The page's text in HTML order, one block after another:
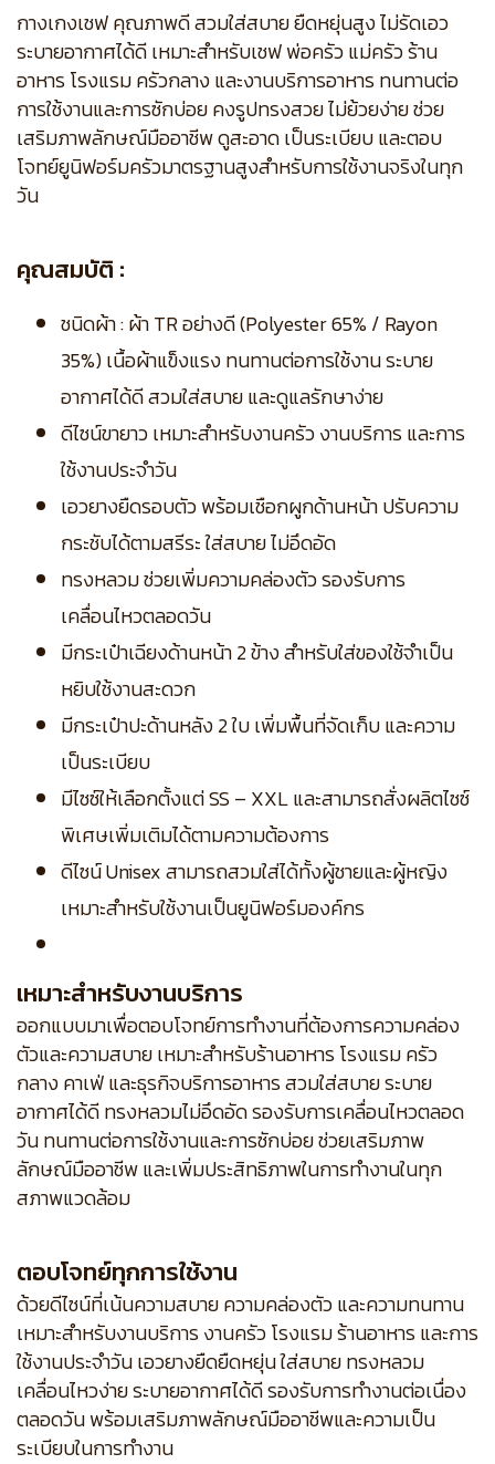
กางเกงเชฟ คุณภาพดี สวมใส่สบาย ยืดหยุ่นสูง ไม่รัดเอว
ระบายอากาศได้ดี เหมาะสำหรับเชฟ พ่อครัว แม่ครัว ร้าน
อาหาร โรงแรม ครัวกลาง และงานบริการอาหาร ทนทานต่อ
การใช้งานและการซักบ่อย คงรูปทรงสวย ไม่ย้วยง่าย ช่วย
เสริมภาพลักษณ์มืออาชีพ ดูสะอาด เป็นระเบียบ และตอบ
โจทย์ยูนิฟอร์มครัวมาตรฐานสูงสำหรับการใช้งานจริงในทุก
วัน
คุณสมบัติ :
ชนิดผ้า : ผ้า TR อย่างดี (Polyester 65% / Rayon
35%) เนื้อผ้าแข็งแรง ทนทานต่อการใช้งาน ระบาย
อากาศได้ดี สวมใส่สบาย และดูแลรักษาง่าย
ดีไซน์ขายาว เหมาะสำหรับงานครัว งานบริการ และการ
ใช้งานประจำวัน
เอวยางยืดรอบตัว พร้อมเชือกผูกด้านหน้า ปรับความ
กระชับได้ตามสรีระ ใส่สบาย ไม่อึดอัด
ทรงหลวม ช่วยเพิ่มความคล่องตัว รองรับการ
เคลื่อนไหวตลอดวัน
มีกระเป๋าเฉียงด้านหน้า 2 ข้าง สำหรับใส่ของใช้จำเป็น
หยิบใช้งานสะดวก
มีกระเป๋าปะด้านหลัง 2 ใบ เพิ่มพื้นที่จัดเก็บ และความ
เป็นระเบียบ
มีไซซ์ให้เลือกตั้งแต่ SS – XXL และสามารถสั่งผลิตไซซ์
พิเศษเพิ่มเติมได้ตามความต้องการ
ดีไซน์ Unisex สามารถสวมใส่ได้ทั้งผู้ชายและผู้หญิง
เหมาะสำหรับใช้งานเป็นยูนิฟอร์มองค์กร
เหมาะสำหรับงานบริการ
ออกแบบมาเพื่อตอบโจทย์การทำงานที่ต้องการความคล่อง
ตัวและความสบาย เหมาะสำหรับร้านอาหาร โรงแรม ครัว
กลาง คาเฟ่ และธุรกิจบริการอาหาร สวมใส่สบาย ระบาย
อากาศได้ดี ทรงหลวมไม่อึดอัด รองรับการเคลื่อนไหวตลอด
วัน ทนทานต่อการใช้งานและการซักบ่อย ช่วยเสริมภาพ
ลักษณ์มืออาชีพ และเพิ่มประสิทธิภาพในการทำงานในทุก
สภาพแวดล้อม
ตอบโจทย์ทุกการใช้งาน
ด้วยดีไซน์ที่เน้นความสบาย ความคล่องตัว และความทนทาน
เหมาะสำหรับงานบริการ งานครัว โรงแรม ร้านอาหาร และการ
ใช้งานประจำวัน เอวยางยืดยืดหยุ่น ใส่สบาย ทรงหลวม
เคลื่อนไหวง่าย ระบายอากาศได้ดี รองรับการทำงานต่อเนื่อง
ตลอดวัน พร้อมเสริมภาพลักษณ์มืออาชีพและความเป็น
ระเบียบในการทำงาน